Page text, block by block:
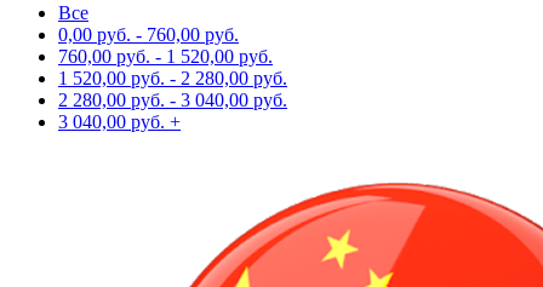
Все
0,00 руб. - 760,00 руб.
760,00 руб. - 1 520,00 руб.
1 520,00 руб. - 2 280,00 руб.
2 280,00 руб. - 3 040,00 руб.
3 040,00 руб. +